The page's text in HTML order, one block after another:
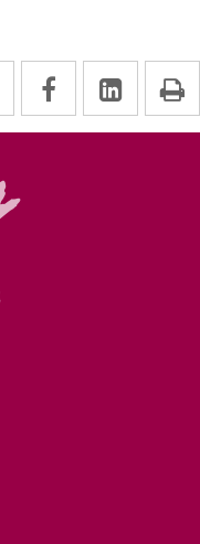
Twitter
Enlace Facebook
Enlace
a
Enlace
a